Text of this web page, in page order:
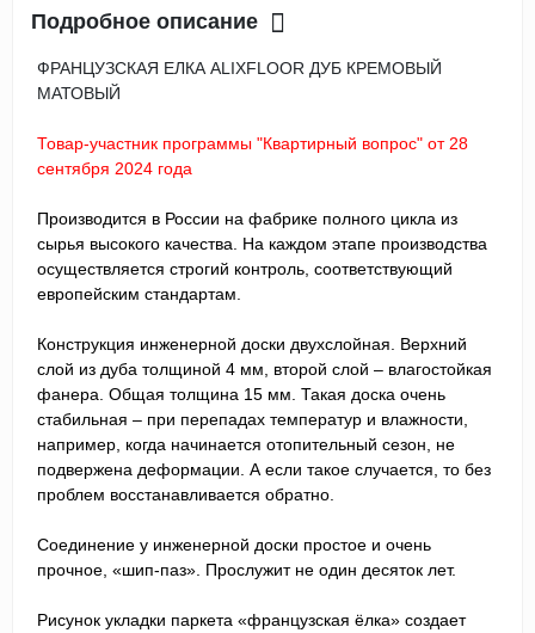
Подробное описание
ФРАНЦУЗСКАЯ ЕЛКА ALIXFLOOR ДУБ КРЕМОВЫЙ
МАТОВЫЙ
Товар-участник программы "Квартирный вопрос" от 28
сентября 2024 года
Производится в России на фабрике полного цикла из
сырья высокого качества. На каждом этапе производства
осуществляется строгий контроль, соответствующий
европейским стандартам.
Конструкция инженерной доски двухслойная. Верхний
слой из дуба толщиной 4 мм, второй слой – влагостойкая
фанера. Общая толщина 15 мм. Такая доска очень
стабильная – при перепадах температур и влажности,
например, когда начинается отопительный сезон, не
подвержена деформации. А если такое случается, то без
проблем восстанавливается обратно.
Соединение у инженерной доски простое и очень
прочное, «шип-паз». Прослужит не один десяток лет.
Рисунок укладки паркета «французская ёлка» создает